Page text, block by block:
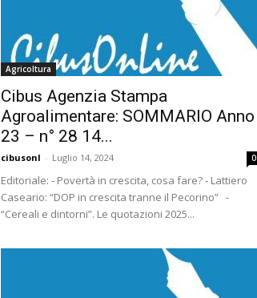
Agricoltura
Cibus Agenzia Stampa
Agroalimentare: SOMMARIO Anno
23 – n° 28 14...
cibusonl - Luglio 14, 2024 0
Editoriale: - Povertà in crescita, cosa fare? - Lattiero
Caseario: “DOP in crescita tranne il Pecorino” -
“Cereali e dintorni”. Le quotazioni 2025...